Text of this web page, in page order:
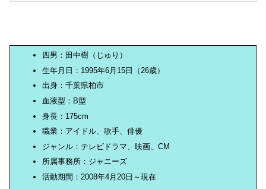
四男：田中樹（じゅり）
生年月日：1995年6月15日（26歳）
出身：千葉県柏市
血液型：B型
身長：175cm
職業：アイドル、歌手、俳優
ジャンル：テレビドラマ、映画、CM
所属事務所：ジャニーズ
活動期間：2008年4月20日～現在